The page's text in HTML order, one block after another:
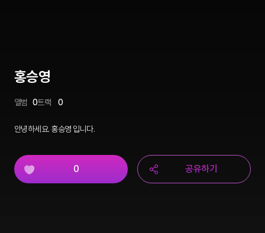
홍승영
앨범 0트랙 0
안녕하세요. 홍승영 입니다.
0 공유하기